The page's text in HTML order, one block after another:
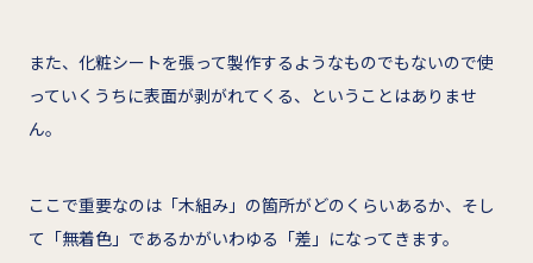
また、化粧シートを張って製作するようなものでもないので使
っていくうちに表面が剥がれてくる、ということはありませ
ん。
ここで重要なのは「木組み」の箇所がどのくらいあるか、そし
て「無着色」であるかがいわゆる「差」になってきます。